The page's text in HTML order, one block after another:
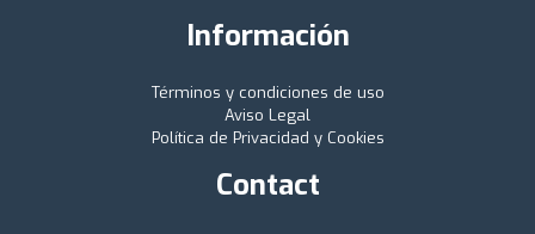
Información
Términos y condiciones de uso
Aviso Legal
Política de Privacidad y Cookies
Contact